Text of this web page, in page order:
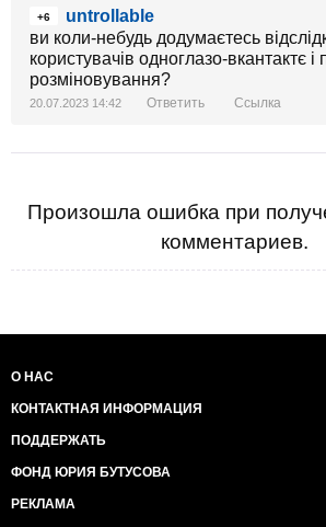
+6
untrollable
ви коли-небудь додумаєтесь
користувачів одноглазо-вкантактє і
розміновування?
20.07.2023 14:42 Ответить Ссылка
Произошла ошибка при
комментариев.
О НАС
КОНТАКТНАЯ ИНФОРМАЦИЯ
ПОДДЕРЖАТЬ
ФОНД ЮРИЯ БУТУСОВА
РЕКЛАМА